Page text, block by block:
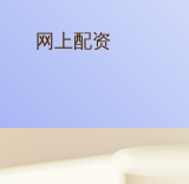
网上配资